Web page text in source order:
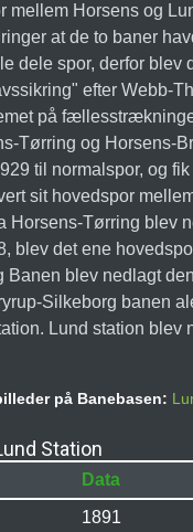
mellem Horsens og
at de to baner
dele spor, derfor blev
efter Webb-
på
Tørring og Horsens-
til normalspor, og fik
sit hovedspor
Horsens-Tørring blev
blev det ene
Banen blev nedlagt
Silkeborg banen
Lund station blev
på Banebasen:
Station
Data
1891